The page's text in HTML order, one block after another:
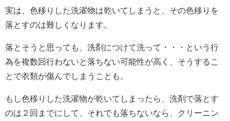
実は、色移りした洗濯物は乾いてしまうと、その色移りを
落とすのは難しくなります。
落とそうと思っても、洗剤につけて洗って・・・という行
為を複数回行わないと落ちない可能性が高く、そうするこ
とで衣類が傷んでしまうことも。
もし色移りした洗濯物が乾いてしまったら、洗剤で落とす
のは２回までにして、それでも落ちないなら、クリーニン